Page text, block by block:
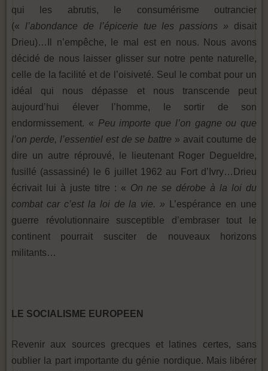
qui les abrutis, le consumérisme outrancier
(« l’abondance de l’épicerie tue les passions » disait
Drieu)…Il n’empêche, le mal est en nous. Nous avons
décidé de nous laisser glisser sur notre pente naturelle,
celle de la facilité et de l’oisiveté. Seul le combat pour un
idéal qui nous dépasse et nous transcende peut
aujourd’hui élever l’homme, le sortir de son
endormissement. « Peu importe que l’on gagne ou que
l’on perde, l’essentiel est de se battre » avait coutume de
dire un autre réprouvé, le lieutenant Roger Degueldre,
fusillé (assassiné) le 6 juillet 1962 au Fort d’Ivry…Drieu
écrivait lui à juste titre : « On ne se dérobe à la loi du
combat car c’est la loi de la vie. »
L’espérance en une
guerre révolutionnaire susceptible d’embraser tout le
continent pourrait susciter de nouveaux horizons
militants…
LE SOCIALISME EUROPEEN
Revenir aux sources grecques et latines certes, sans
oublier la part importante du génie nordique. Mais libérer